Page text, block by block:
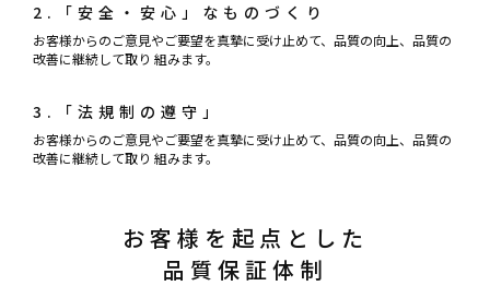
2.「安全・安心」なものづくり
お客様からのご意見やご要望を真摯に受け止めて、品質の向上、品質の
改善に継続して取り 組みます。
3.「法規制の遵守」
お客様からのご意見やご要望を真摯に受け止めて、品質の向上、品質の
改善に継続して取り 組みます。
お客様を起点とした
品質保証体制